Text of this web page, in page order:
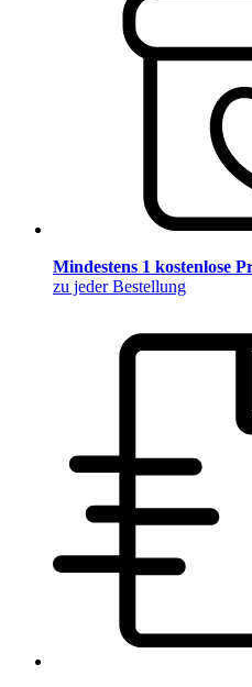
Mindestens 1 kostenlose
zu jeder Bestellung